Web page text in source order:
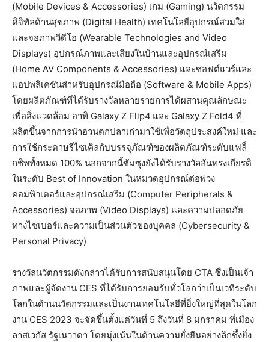
(Mobile Devices & Accessories) เกม (Gaming) นวัตกรรม
ดิจิทัลด้านสุขภาพ (Digital Health) เทคโนโลยีอุปกรณ์สวมใส่
และจอภาพวีดีโอ (Wearable Technologies and Video
Displays) อุปกรณ์ภาพและเสียงในบ้านและอุปกรณ์เสริม
(Home AV Components & Accessories) และซอฟต์แวร์และ
แอปพลิเคชันสำหรับอุปกรณ์มือถือ (Software & Mobile Apps)
โดยผลิตภัณฑ์ที่ได้รับรางวัลหลายรายการได้ผสานคุณลักษณะ
เพื่อสิ่งแวดล้อม อาทิ Galaxy Z Flip4 และ Galaxy Z Fold4 ที่
ผลิตขึ้นจากการนำอวนตกปลาเก่ามาใช้เพื่อวัตถุประสงค์ใหม่ และ
การใช้กระดาษรีไซเคิลกับบรรจุภัณฑ์ของผลิตภัณฑ์ระดับแฟล็
กชิพทั้งหมด 100% นอกจากนี้ซัมซุงยังได้รับรางวัลอันทรงเกียรติ
ในระดับ Best of Innovation ในหมวดอุปกรณ์ต่อพ่วง
คอมพิวเตอร์และอุปกรณ์เสริม (Computer Peripherals &
Accessories) จอภาพ (Video Displays) และความปลอดภัย
ทางไซเบอร์และความเป็นส่วนตัวของบุคคล (Cybersecurity &
Personal Privacy)
รางวัลนวัตกรรมดังกล่าวได้รับการสนับสนุนโดย CTA ซึ่งเป็นเจ้า
ภาพและผู้จัดงาน CES ที่ได้รับการยอมรับทั่วโลกว่าเป็นเวทีระดับ
โลกในด้านนวัตกรรมและเป็นงานเทคโนโลยีที่ยิ่งใหญ่ที่สุดในโลก
งาน CES 2023 จะจัดขึ้นตั้งแต่วันที่ 5 ถึงวันที่ 8 มกราคม ที่เมือง
ลาสเวกัส รัฐเนวาดา โดยมุ่งเน้นในด้านความยั่งยืนอย่างลึกซึ้งยิ่ง